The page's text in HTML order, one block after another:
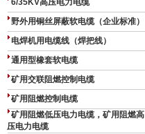
6/35KV高压电力电缆
野外用铜丝屏蔽软电缆（企业标准）
电焊机用电缆线（焊把线）
通用型橡套软电缆
矿用交联阻燃控制电缆
矿用阻燃控制电缆
矿用阻燃低压电力电缆，矿用阻燃高
压电力电缆